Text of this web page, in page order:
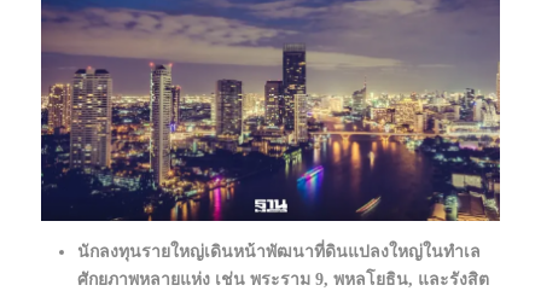
นักลงทุนรายใหญ่เดินหน้าพัฒนาที่ดินแปลงใหญ่ในทำเล
ศักยภาพหลายแห่ง เช่น พระราม 9, พหลโยธิน, และรังสิต